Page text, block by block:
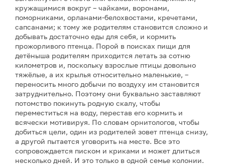
кружащимися вокруг – чайками, воронами,
поморниками, орланами-белохвостами, кречетами,
сапсанами; к тому же родителям становится сложно и
добывать достаточно еды для себя, и кормить
прожорливого птенца. Порой в поисках пищи для
детёныша родителям приходится летать за сотню
километров и, поскольку взрослые птицы довольно
тяжёлые, а их крылья относительно маленькие, –
переносить много добычи по воздуху им становится
затруднительно. Поэтому они буквально заставляют
потомство покинуть родную скалу, чтобы
переместиться на воду, перестав его кормить и
всячески мотивируя. По словам орнитологов, чтобы
добиться цели, один из родителей зовет птенца снизу,
а другой пытается уговорить на месте. Все это
сопровождается писком и криками и может длиться
несколько дней. И это только в одной семье колонии.